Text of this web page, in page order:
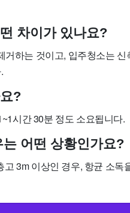
차이가 있나요?
하는 것이고, 입주청소는
?
시간 30분 정도 소요됩니다.
어떤 상황인가요?
3m 이상인 경우, 항균 소독